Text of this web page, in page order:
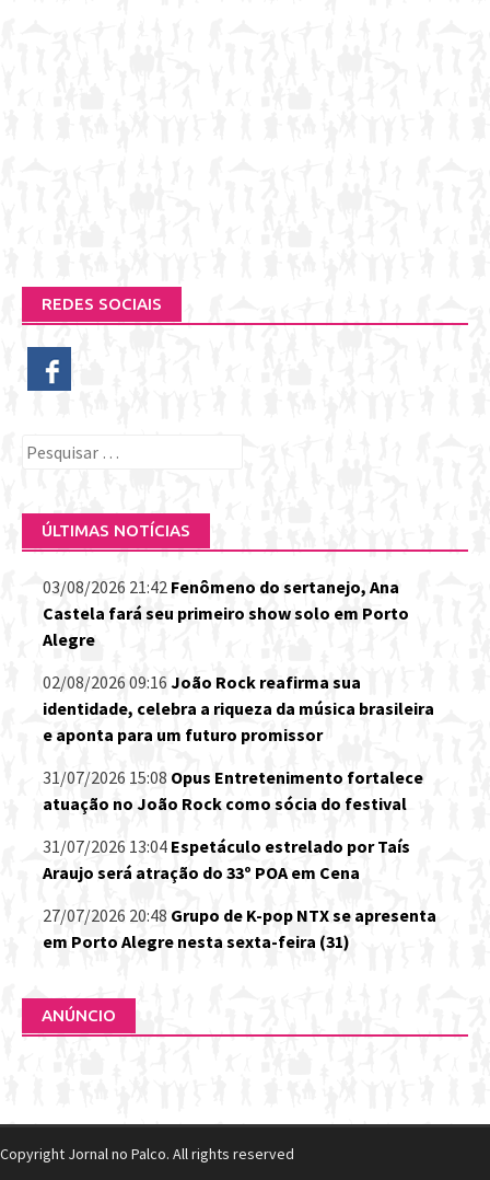
REDES SOCIAIS
Pesquisar
ÚLTIMAS NOTÍCIAS
03/08/2026 21:42 Fenômeno do sertanejo, Ana
Castela fará seu primeiro show solo em Porto
Alegre
02/08/2026 09:16 João Rock reafirma sua
identidade, celebra a riqueza da música brasileira
e aponta para um futuro promissor
31/07/2026 15:08 Opus Entretenimento fortalece
atuação no João Rock como sócia do festival
31/07/2026 13:04 Espetáculo estrelado por Taís
Araujo será atração do 33º POA em Cena
27/07/2026 20:48 Grupo de K-pop NTX se apresenta
em Porto Alegre nesta sexta-feira (31)
ANÚNCIO
Copyright Jornal no Palco. All rights reserved